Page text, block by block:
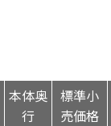
本体奥
行
標準小
売価格